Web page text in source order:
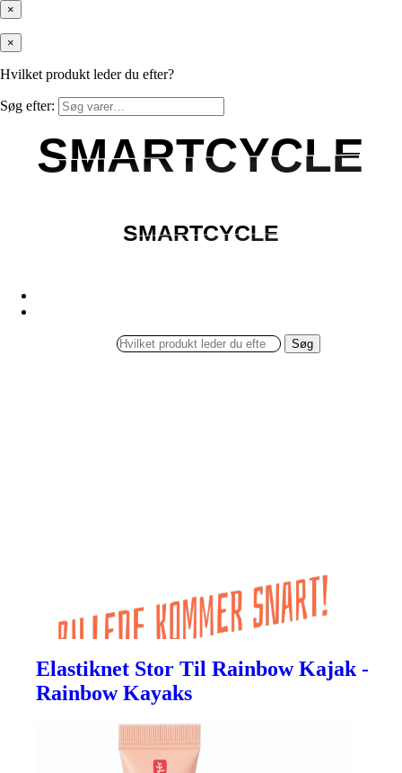
×
×
Hvilket produkt leder du efter?
Søg efter:
SMARTCYCLE
SMARTCYCLE
SMARTCYCLE
SMARTCYCLE
Søg
Elastiknet Stor Til Rainbow Kajak -
Rainbow Kayaks